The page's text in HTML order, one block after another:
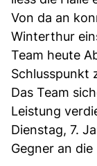
Von da an
Winterthur
Team heute
Schlusspunkt
Das Team
Leistung
Dienstag, 7.
Gegner an